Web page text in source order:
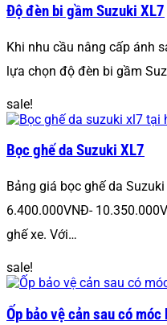
Độ đèn bi gầm Suzuki XL7
Khi nhu cầu nâng cấp ánh
lựa chọn độ đèn bi gầm
sale!
Bọc ghế da Suzuki XL7
Bảng giá bọc ghế da
6.400.000VNĐ-
ghế xe. Với…
sale!
Ốp bảo vệ cản sau có